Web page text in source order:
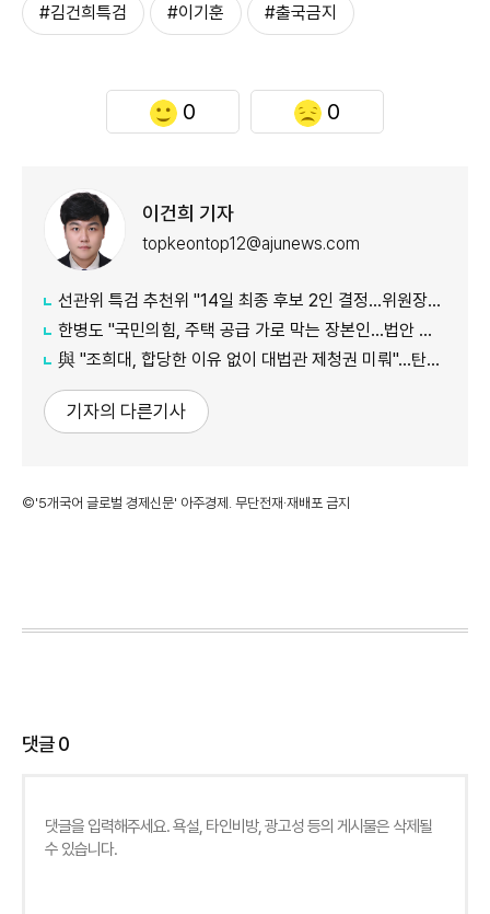
#김건희특검 #이기훈 #출국금지
0 0
이건희 기자
topkeontop12@ajunews.com
선관위 특검 추천위 "14일 최종 후보 2인 결정…위원장에 김용관"
한병도 "국민의힘, 주택 공급 가로 막는 장본인…법안 처리 협조하라"
與 "조희대, 합당한 이유 없이 대법관 제청권 미뤄"…탄핵은 '신중'
기자의 다른기사
©'5개국어 글로벌 경제신문' 아주경제. 무단전재·재배포 금지
댓글0